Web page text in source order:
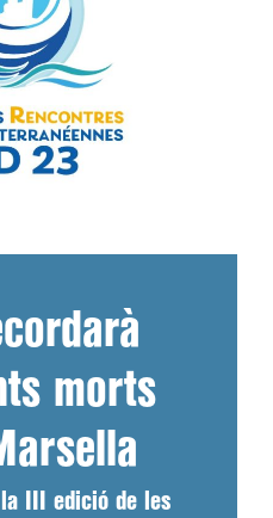
morts
III edició de les